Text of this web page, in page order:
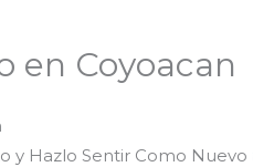
en Coyoacan
y Hazlo Sentir Como Nuevo